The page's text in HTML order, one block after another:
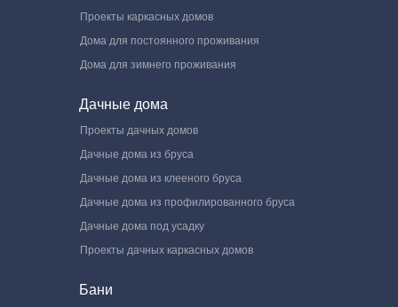
Проекты каркасных домов
Дома для постоянного проживания
Дома для зимнего проживания
Дачные дома
Проекты дачных домов
Дачные дома из бруса
Дачные дома из клееного бруса
Дачные дома из профилированного бруса
Дачные дома под усадку
Проекты дачных каркасных домов
Бани